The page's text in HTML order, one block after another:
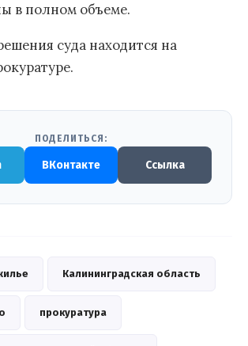
в полном объеме.
суда находится на
ПОДЕЛИТЬСЯ:
ВКонтакте Ссылка
Калининградская область
прокуратура